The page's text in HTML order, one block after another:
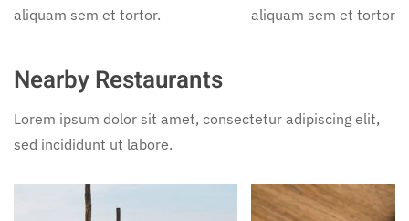
aliquam sem et tortor.
aliquam sem et tortor.
Nearby Restaurants
Lorem ipsum dolor sit amet, consectetur adipiscing elit,
sed incididunt ut labore.